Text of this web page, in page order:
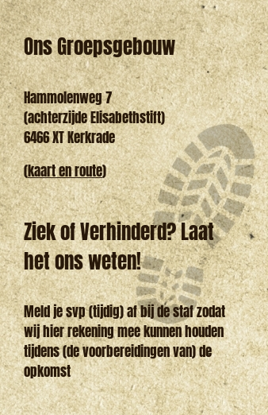
Ons Groepsgebouw
Hammolenweg 7
(achterzijde Elisabethstift)
6466 XT Kerkrade
(kaart en route)
Ziek of Verhinderd? Laat
het ons weten!
Meld je svp (tijdig) af bij de staf zodat
wij hier rekening mee kunnen houden
tijdens (de voorbereidingen van) de
opkomst